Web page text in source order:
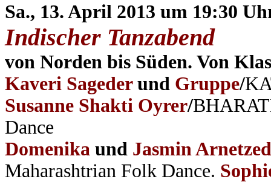
Sa., 13. April 2013 um 19:30
Indischer Tanzabend
von Norden bis Süden. Von
Kaveri Sageder und Gruppe/
Susanne Shakti Oyrer/
Dance
Domenika und Jasmin
Maharashtrian Folk Dance.